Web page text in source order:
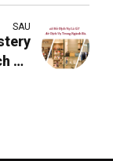
SAU
Vụ